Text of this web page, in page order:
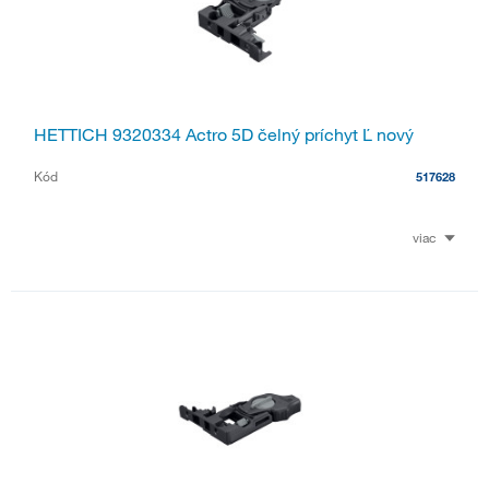
HETTICH 9320334 Actro 5D čelný príchyt Ľ nový
Kód 517628
viac